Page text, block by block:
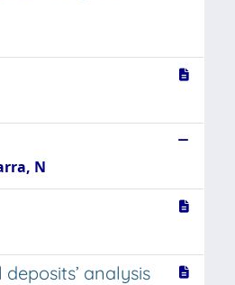
N
analysis